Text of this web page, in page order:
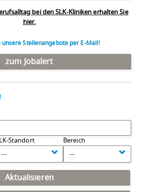
bei den SLK-Kliniken erhalten Sie
hier.
Stellenangebote per E-Mail!
zum Jobalert
Standort
---
Bereich
---
Aktualisieren